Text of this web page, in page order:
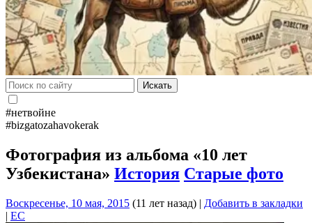
Искать
#нетвойне
#bizgatozahavokerak
Фотография из альбома «10 лет
Узбекистана» История Старые фото
Воскресенье, 10 мая, 2015 (11 лет назад) | Добавить в закладки
| EC